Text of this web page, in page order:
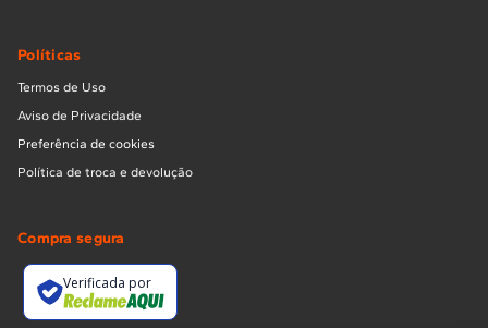
Políticas
Termos de Uso
Aviso de Privacidade
Preferência de cookies
Política de troca e devolução
Compra segura
Verificada por